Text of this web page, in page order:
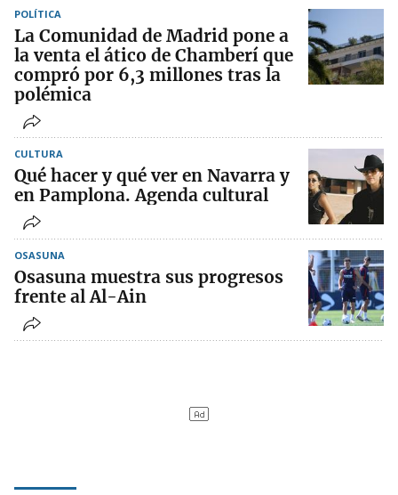
POLÍTICA
La Comunidad de Madrid pone a
la venta el ático de Chamberí que
compró por 6,3 millones tras la
polémica
CULTURA
Qué hacer y qué ver en Navarra y
en Pamplona. Agenda cultural
OSASUNA
Osasuna muestra sus progresos
frente al Al-Ain